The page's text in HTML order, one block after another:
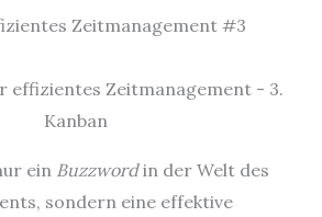
Zeitmanagement #3
ein Buzzwordin der Welt des
sondern eine effektive